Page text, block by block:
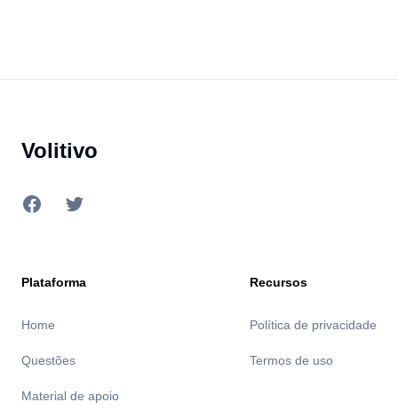
Volitivo
Facebook
Twitter
Plataforma
Home
Questões
Material de apoio
Recursos
Política de privacidade
Termos de uso